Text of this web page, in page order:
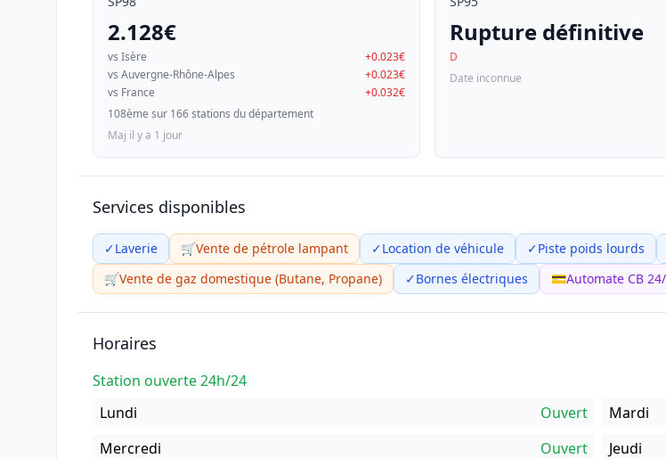
2.128€
vs Isère
+0.023€
vs Auvergne-Rhône-Alpes
+0.023€
vs France
+0.032€
108ème sur 166 stations du département
Maj il y a 1 jour
Rupture définitive
D
Date inconnue
Services disponibles
✓Laverie 🛒Vente de pétrole lampant ✓Location de véhicule ✓Piste poids lourds
🛒Vente de gaz domestique (Butane, Propane) ✓Bornes électriques 💳Automate CB
Horaires
Station ouverte 24h/24
Lundi
Ouvert Mardi
Mercredi
Ouvert Jeudi